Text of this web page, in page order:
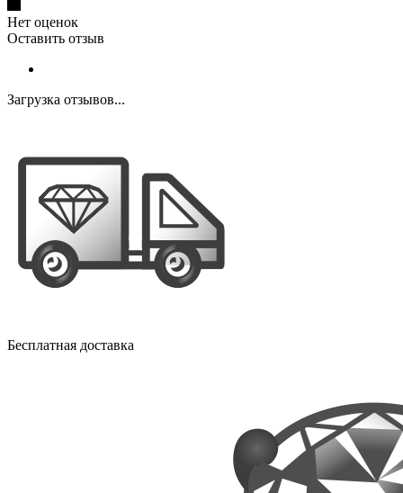
Нет оценок
Оставить отзыв
Загрузка отзывов...
Бесплатная доставка